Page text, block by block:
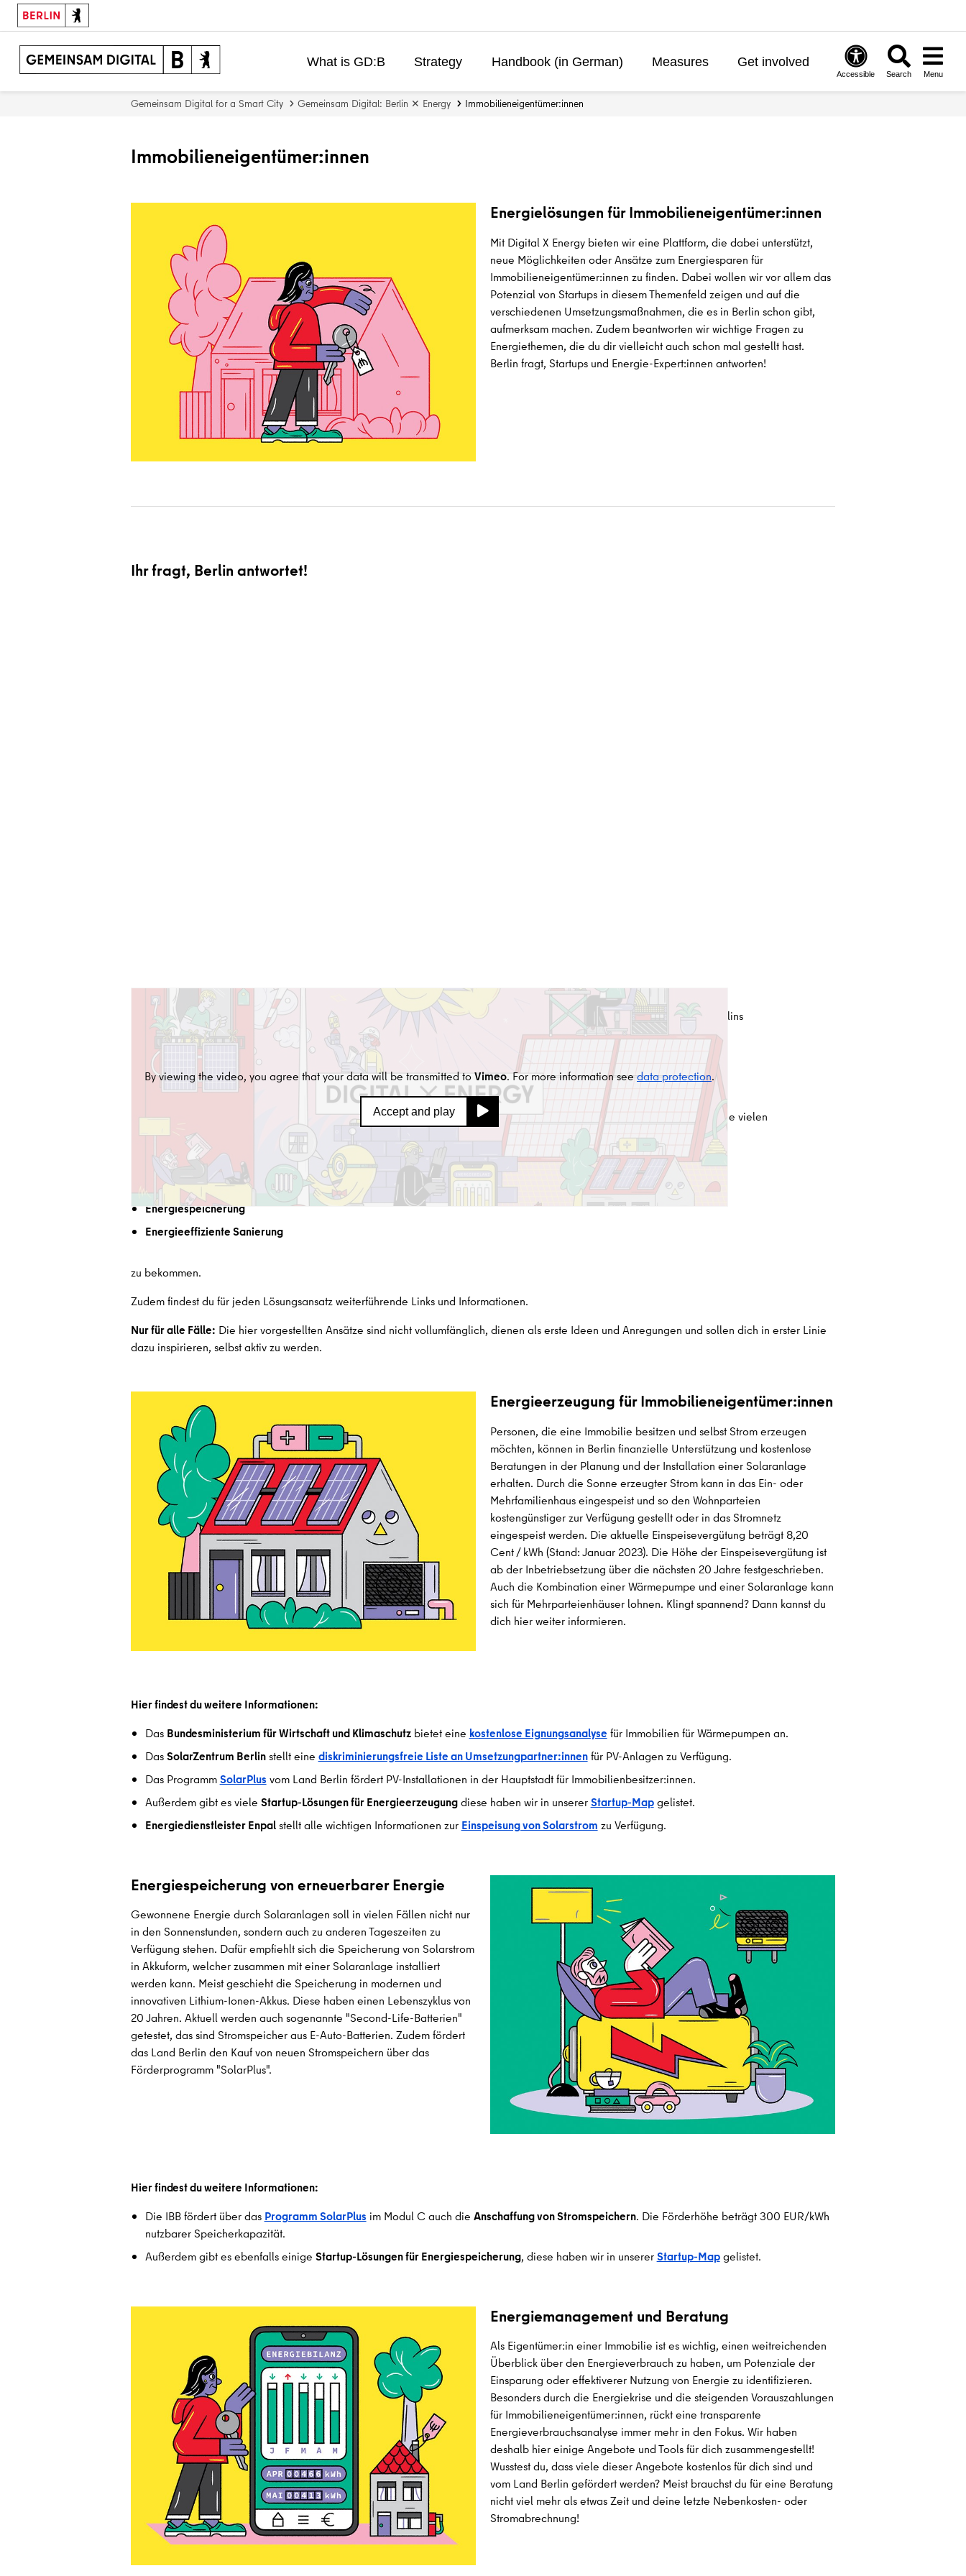
What is GD:B Strategy Handbook (in German) Measures Get involved
Accessible Search Menu
Gemeinsam Digital for a Smart City Gemeinsam Digital: Berlin ✕ Energy Immobilieneigentümer:innen
Immobilieneigentümer:innen
Energielösungen für Immobilieneigentümer:innen
Mit Digital X Energy bieten wir eine Plattform, die dabei unterstützt,
neue Möglichkeiten oder Ansätze zum Energiesparen für
Immobilieneigentümer:innen zu finden. Dabei wollen wir vor allem das
Potenzial von Startups in diesem Themenfeld zeigen und auf die
verschiedenen Umsetzungsmaßnahmen, die es in Berlin schon gibt,
aufmerksam machen. Zudem beantworten wir wichtige Fragen zu
Energiethemen, die du dir vielleicht auch schon mal gestellt hast.
Berlin fragt, Startups und Energie-Expert:innen antworten!
Ihr fragt, Berlin antwortet!
By viewing the video, you agree that your data will be transmitted toVimeo. For more information seedata protection.
Accept and play
video/unknown
In diesem Video beantworten wir die wichtigsten Fragen von Immobilieneigentümer:innen mit Hilfe von Expert:innen aus Berlins
Energieökosystem. Wir sprechen unter anderem über die Erzeugung und Speicherung von erneuerbaren Energien.
Lösungsansätze
Hier stellen wir spannende Lösungsansätze für Immobilieneigentümer: innen vor, die helfen können, einen Überblick über die vielen
verschiedenen Ansätze und Unterstützungsmöglichkeiten in den Bereichen
Energieproduktion
Energiemanagement & -beratung
Energiespeicherung
Energieeffiziente Sanierung
zu bekommen.
Zudem findest du für jeden Lösungsansatz weiterführende Links und Informationen.
Nur für alle Fälle: Die hier vorgestellten Ansätze sind nicht vollumfänglich, dienen als erste Ideen und Anregungen und sollen dich in erster Linie
dazu inspirieren, selbst aktiv zu werden.
Energieerzeugung für Immobilieneigentümer:innen
Personen, die eine Immobilie besitzen und selbst Strom erzeugen
möchten, können in Berlin finanzielle Unterstützung und kostenlose
Beratungen in der Planung und der Installation einer Solaranlage
erhalten. Durch die Sonne erzeugter Strom kann in das Ein- oder
Mehrfamilienhaus eingespeist und so den Wohnparteien
kostengünstiger zur Verfügung gestellt oder in das Stromnetz
eingespeist werden. Die aktuelle Einspeisevergütung beträgt 8,20
Cent / kWh (Stand: Januar 2023). Die Höhe der Einspeisevergütung ist
ab der Inbetriebsetzung über die nächsten 20 Jahre festgeschrieben.
Auch die Kombination einer Wärmepumpe und einer Solaranlage kann
sich für Mehrparteienhäuser lohnen. Klingt spannend? Dann kannst du
dich hier weiter informieren.
Hier findest du weitere Informationen:
Das Bundesministerium für Wirtschaft und Klimaschutzbietet eine kostenlose Eignungsanalyse für Immobilien für Wärmepumpen an.
DasSolarZentrum Berlinstellt eine diskriminierungsfreie Liste an Umsetzungpartner:innenfür PV-Anlagen zu Verfügung.
Das ProgrammSolarPlus vom Land Berlin fördert PV-Installationen in der Hauptstadt für Immobilienbesitzer:innen.
Außerdem gibt es viele Startup-Lösungen für Energieerzeugungdiese haben wir in unsererStartup-Mapgelistet.
Energiedienstleister Enpalstellt alle wichtigen Informationen zur Einspeisung von Solarstrom zu Verfügung.
Energiespeicherung von erneuerbarer Energie
Gewonnene Energie durch Solaranlagen soll in vielen Fällen nicht nur
in den Sonnenstunden, sondern auch zu anderen Tageszeiten zu
Verfügung stehen. Dafür empfiehlt sich die Speicherung von Solarstrom
in Akkuform, welcher zusammen mit einer Solaranlage installiert
werden kann. Meist geschieht die Speicherung in modernen und
innovativen Lithium-Ionen-Akkus. Diese haben einen Lebenszyklus von
20 Jahren. Aktuell werden auch sogenannte "Second-Life-Batterien"
getestet, das sind Stromspeicher aus E-Auto-Batterien. Zudem fördert
das Land Berlin den Kauf von neuen Stromspeichern über das
Förderprogramm "SolarPlus".
Hier findest du weitere Informationen:
Die IBB fördert über das Programm SolarPlus im Modul C auch die Anschaffung von Stromspeichern. Die Förderhöhe beträgt 300 EUR/kWh
nutzbarer Speicherkapazität.
Außerdem gibt es ebenfalls einige Startup-Lösungen für Energiespeicherung, diese haben wir in unsererStartup-Mapgelistet.
Energiemanagement und Beratung
Als Eigentümer:in einer Immobilie ist es wichtig, einen weitreichenden
Überblick über den Energieverbrauch zu haben, um Potenziale der
Einsparung oder effektiverer Nutzung von Energie zu identifizieren.
Besonders durch die Energiekrise und die steigenden Vorauszahlungen
für Immobilieneigentümer:innen, rückt eine transparente
Energieverbrauchsanalyse immer mehr in den Fokus. Wir haben
deshalb hier einige Angebote und Tools für dich zusammengestellt!
Wusstest du, dass viele dieser Angebote kostenlos für dich sind und
vom Land Berlin gefördert werden? Meist brauchst du für eine Beratung
nicht viel mehr als etwas Zeit und deine letzte Nebenkosten- oder
Stromabrechnung!